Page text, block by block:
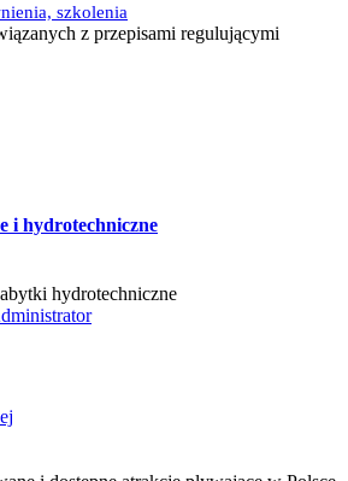
szkolenia
z przepisami regulującymi
i hydrotechniczne
hydrotechniczne